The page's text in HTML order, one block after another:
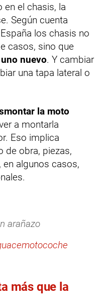
en el chasis, la
Según cuenta
los chasis no
casos, sino que
nuevo. Y cambiar
una tapa lateral o
la moto
a montarla
Eso implica
de obra, piezas,
algunos casos,
arañazo
más que la